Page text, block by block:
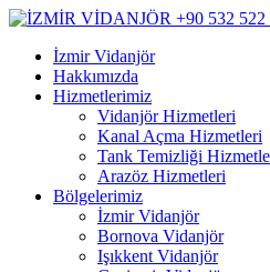
İzmir Vidanjör
Hakkımızda
Hizmetlerimiz
Vidanjör Hizmetleri
Kanal Açma Hizmetleri
Tank Temizliği
Arazöz Hizmetleri
Bölgelerimiz
İzmir Vidanjör
Bornova Vidanjör
Işıkkent Vidanjör